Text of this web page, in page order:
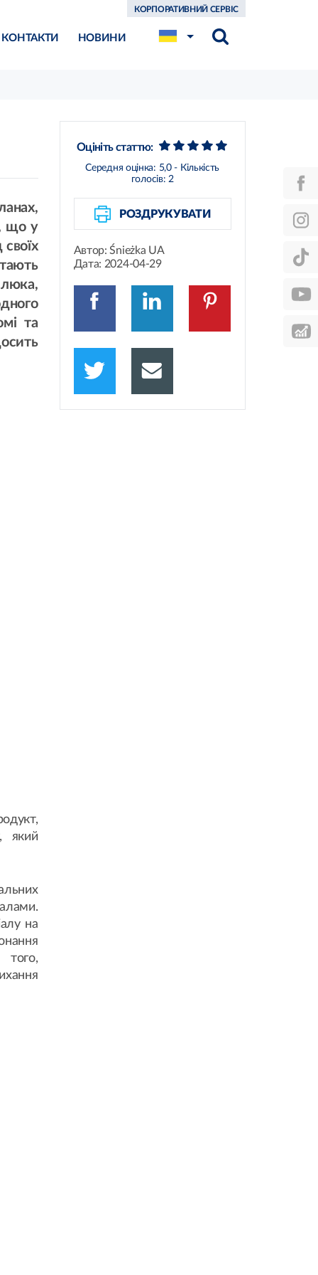
КОНТАКТИ НОВИНИ
КОРПОРАТИВНИЙ СЕРВІС
що у
та
який
на
того,
Оцініть статтю:
Середня оцінка: 5,0- Кількість
голосів:2
РОЗДРУКУВАТИ
Автор:Śnieżka UA
Дата: 2024-04-29